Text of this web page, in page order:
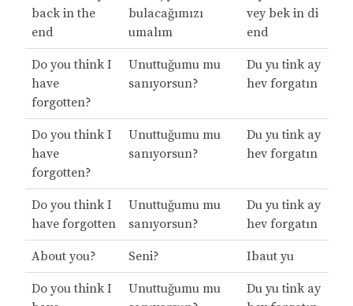
back in the
end
bulacağımızı
umalım
vey bek in di
end
Do you think I
have
forgotten?
Unuttuğumu mu
sanıyorsun?
Du yu tink ay
hev forgatın
Do you think I
have
forgotten?
Unuttuğumu mu
sanıyorsun?
Du yu tink ay
hev forgatın
Do you think I
have forgotten
Unuttuğumu mu
sanıyorsun?
Du yu tink ay
hev forgatın
About you? Seni? Ibaut yu
Do you think I
Unuttuğumu mu
Du yu tink ay